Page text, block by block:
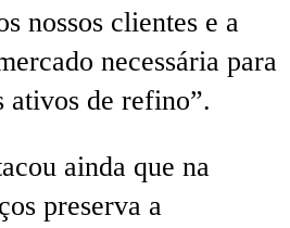
nossos clientes e a
necessária para
ativos de refino”.
ainda que na
preserva a